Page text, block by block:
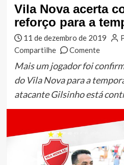
Vila Nova acerta
reforço para a
11 de dezembro de 2019
Compartilhe
Comente
Mais um jogador foi
do Vila Nova para a
atacante Gilsinho está